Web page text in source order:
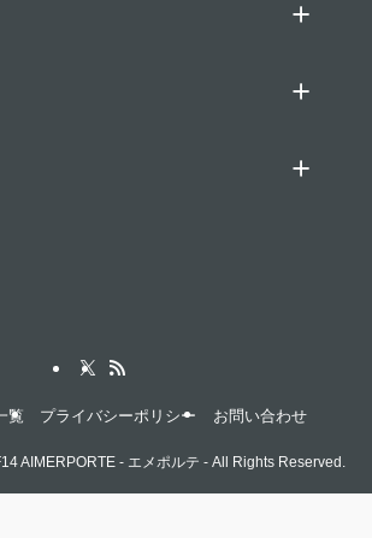
覧 プライバシーポリシー お問い合わせ
AIMERPORTE - エメポルテ - All Rights Reserved.